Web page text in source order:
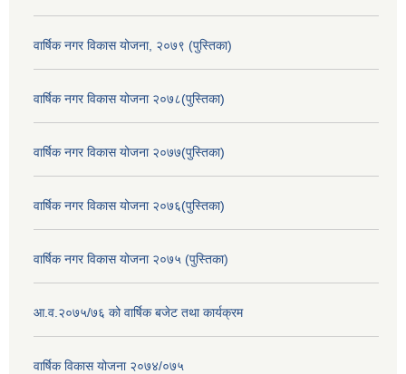
वार्षिक नगर विकास योजना, २०७९ (पुस्तिका)
वार्षिक नगर विकास योजना २०७८(पुस्तिका)
वार्षिक नगर विकास योजना २०७७(पुस्तिका)
वार्षिक नगर विकास योजना २०७६(पुस्तिका)
वार्षिक नगर विकास योजना २०७५ (पुस्तिका)
आ.व.२०७५/७६ को वार्षिक बजेट तथा कार्यक्रम
वार्षिक विकास योजना २०७४/०७५